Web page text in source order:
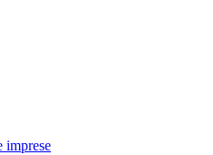
imprese